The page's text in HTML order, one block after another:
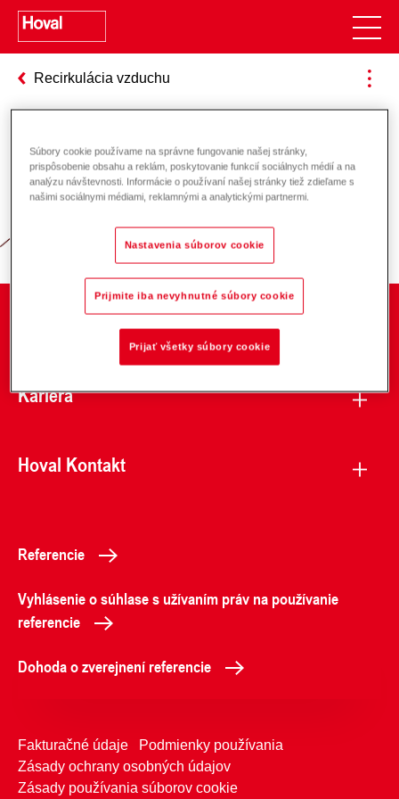
Recirkulácia vzduchu
Zodpovednosť za energiu a životné
prostredie
O spoločnosti
Kariéra
Hoval Kontakt
Referencie
Vyhlásenie o súhlase s užívaním práv na používanie
referencie
Dohoda o zverejnení referencie
Fakturačné údaje
Podmienky používania
Zásady ochrany osobných údajov
Zásady používania súborov cookie
Súbory cookie používame na správne fungovanie našej stránky,
prispôsobenie obsahu a reklám, poskytovanie funkcií sociálnych médií a na
analýzu návštevnosti. Informácie o používaní našej stránky tiež zdieľame s
našimi sociálnymi médiami, reklamnými a analytickými partnermi.
Nastavenia súborov cookie
Prijmite iba nevyhnutné súbory cookie
Prijať všetky súbory cookie